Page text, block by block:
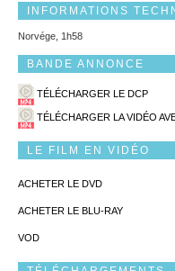
INFORMATIONS
Norvége, 1h58
BANDE ANNONCE
TÉLÉCHARGER LE DCP
TÉLÉCHARGER LA VIDÉO
LE FILM EN VIDÉO
ACHETER LE DVD
ACHETER LE BLU-RAY
VOD